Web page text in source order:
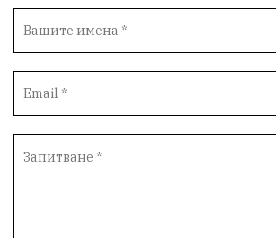
БАБХ Фестивал Андрей Гюров
Инфраструктура Протести
Дупница
Бюджет 2026 Нападение